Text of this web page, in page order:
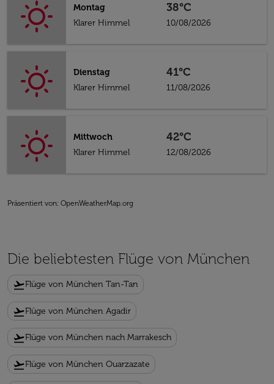
Montag
Klarer Himmel
38°C
10/08/2026
Dienstag
Klarer Himmel
41°C
11/08/2026
Mittwoch
Klarer Himmel
42°C
12/08/2026
Präsentiert von: OpenWeatherMap.org
Die beliebtesten Flüge von München
flight_takeoffFlüge von München Tan-Tan
flight_takeoffFlüge von München Agadir
flight_takeoffFlüge von München nach Marrakesch
flight_takeoffFlüge von München Ouarzazate